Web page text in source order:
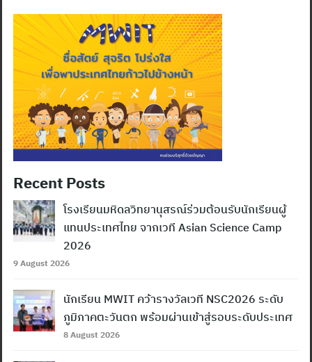
Recent Posts
โรงเรียนมหิดลวิทยานุสรณ์ร่วมต้อนรับนักเรียนผู้
แทนประเทศไทย จากเวที Asian Science Camp
2026
9 August 2026
นักเรียน MWIT คว้ารางวัลเวที NSC2026 ระดับ
ภูมิภาคตะวันตก พร้อมผ่านเข้าสู่รอบระดับประเทศ
8 August 2026